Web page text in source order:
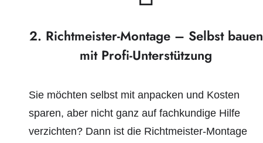
2. Richtmeister-Montage – Selbst bauen
mit Profi-Unterstützung
Sie möchten selbst mit anpacken und Kosten
sparen, aber nicht ganz auf fachkundige Hilfe
verzichten? Dann ist die Richtmeister-Montage